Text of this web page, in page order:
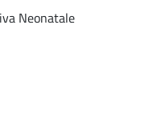
Neonatale